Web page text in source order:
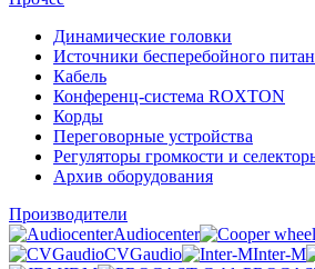
Динамические головки
Источники бесперебойного
Кабель
Конференц-система ROXTON
Корды
Переговорные устройства
Регуляторы громкости и
Архив оборудования
Производители
Audiocenter
CVGaudio
Inter-M